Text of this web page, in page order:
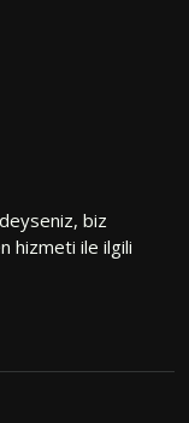
biz
hizmeti ile ilgili